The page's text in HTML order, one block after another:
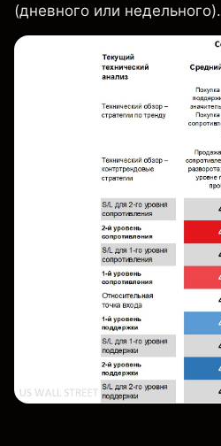
(дневного или недельного).